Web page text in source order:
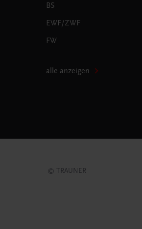
BS
EWF/ZWF
FW
alle anzeigen
© TRAUNER